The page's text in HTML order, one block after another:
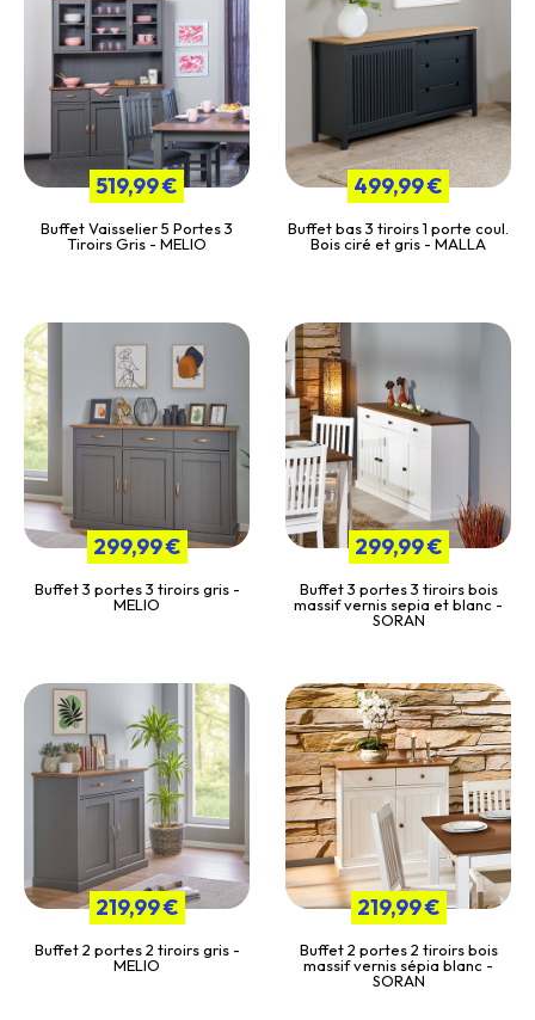
519,99 €
Buffet Vaisselier 5 Portes 3
Tiroirs Gris - MELIO
499,99 €
Buffet bas 3 tiroirs 1 porte coul.
Bois ciré et gris - MALLA
299,99 €
Buffet 3 portes 3 tiroirs gris -
MELIO
299,99 €
Buffet 3 portes 3 tiroirs bois
massif vernis sepia et blanc -
SORAN
219,99 €
Buffet 2 portes 2 tiroirs gris -
MELIO
219,99 €
Buffet 2 portes 2 tiroirs bois
massif vernis sépia blanc -
SORAN